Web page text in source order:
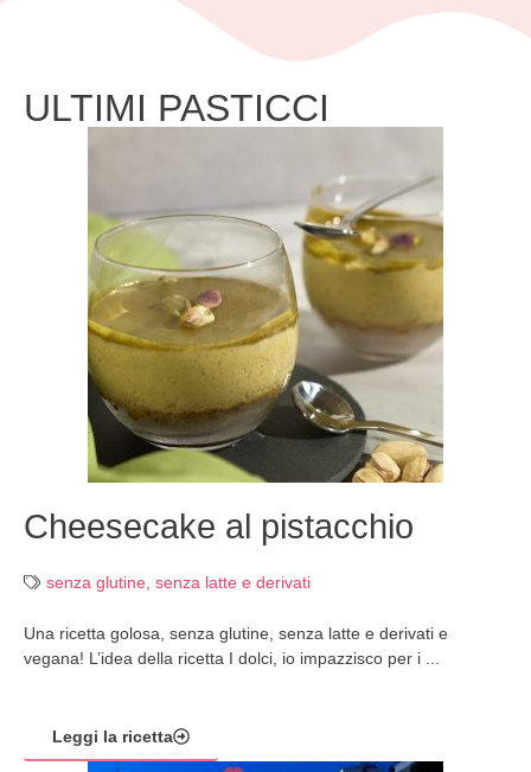
ULTIMI PASTICCI
Cheesecake al pistacchio
senza glutine senza latte e derivati
Una ricetta golosa, senza glutine, senza latte e derivati e
vegana! L’idea della ricetta I dolci, io impazzisco per i ...
Leggi la ricetta